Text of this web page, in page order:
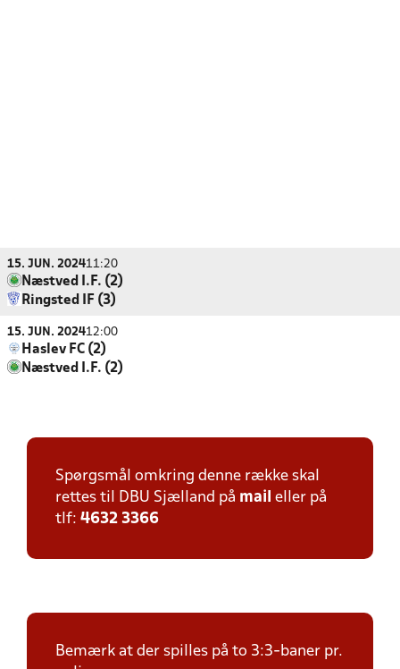
15. JUN. 202411:20
Næstved I.F. (2)
Ringsted IF (3)
15. JUN. 202412:00
Haslev FC (2)
Næstved I.F. (2)
Spørgsmål omkring denne række skal
rettes til DBU Sjælland på mail eller på
tlf: 4632 3366
Bemærk at der spilles på to 3:3-baner pr.